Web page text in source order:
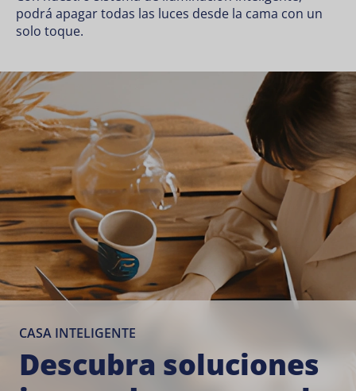
podrá apagar todas las luces desde la cama con un
solo toque.
CASA INTELIGENTE
Descubra soluciones